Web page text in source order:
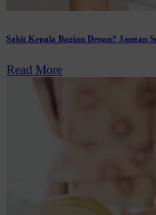
Sakit Kepala Bagian Depan? Jangan
Read More